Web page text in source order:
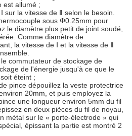
est allumé ;
sur la vitesse de Ⅱ selon le besoin.
sous Φ0.25mm pour
le diamètre plus petit de joint soudé,
Comme diamètre de
la vitesse de Ⅰ et la vitesse de Ⅱ
commutateur de stockage de
de l'énergie jusqu'à ce que le
éteint ;
pince dépouillez la veste protectrice
20mm, et puis employez la
une longueur environ 5mm du fil
en deux pièces du fil de noyau,
métal sur le « porte-électrode » qui
épissant la partie est montré 2